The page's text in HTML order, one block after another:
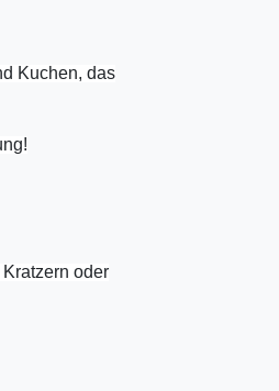
Kuchen, das
oder